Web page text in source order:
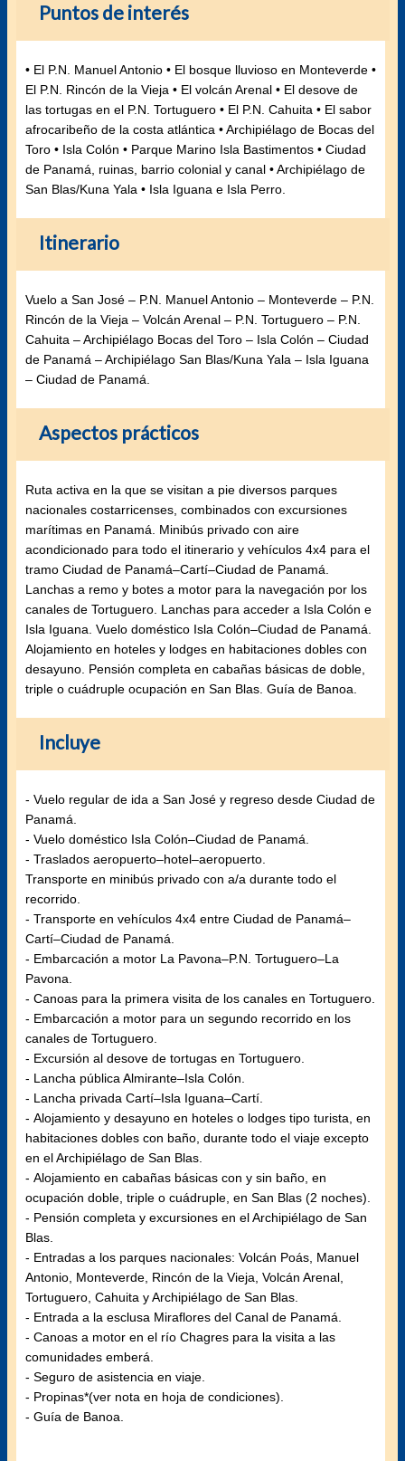
Puntos de interés
• El P.N. Manuel Antonio • El bosque lluvioso en Monteverde •
El P.N. Rincón de la Vieja • El volcán Arenal • El desove de
las tortugas en el P.N. Tortuguero • El P.N. Cahuita • El sabor
afrocaribeño de la costa atlántica • Archipiélago de Bocas del
Toro • Isla Colón • Parque Marino Isla Bastimentos • Ciudad
de Panamá, ruinas, barrio colonial y canal • Archipiélago de
San Blas/Kuna Yala • Isla Iguana e Isla Perro.
Itinerario
Vuelo a San José – P.N. Manuel Antonio – Monteverde – P.N.
Rincón de la Vieja – Volcán Arenal – P.N. Tortuguero – P.N.
Cahuita – Archipiélago Bocas del Toro – Isla Colón – Ciudad
de Panamá – Archipiélago San Blas/Kuna Yala – Isla Iguana
– Ciudad de Panamá.
Aspectos prácticos
Ruta activa en la que se visitan a pie diversos parques
nacionales costarricenses, combinados con excursiones
marítimas en Panamá. Minibús privado con aire
acondicionado para todo el itinerario y vehículos 4x4 para el
tramo Ciudad de Panamá–Cartí–Ciudad de Panamá.
Lanchas a remo y botes a motor para la navegación por los
canales de Tortuguero. Lanchas para acceder a Isla Colón e
Isla Iguana. Vuelo doméstico Isla Colón–Ciudad de Panamá.
Alojamiento en hoteles y lodges en habitaciones dobles con
desayuno. Pensión completa en cabañas básicas de doble,
triple o cuádruple ocupación en San Blas. Guía de Banoa.
Incluye
- Vuelo regular de ida a San José y regreso desde Ciudad de
Panamá.
- Vuelo doméstico Isla Colón–Ciudad de Panamá.
- Traslados aeropuerto–hotel–aeropuerto.
Transporte en minibús privado con a/a durante todo el
recorrido.
- Transporte en vehículos 4x4 entre Ciudad de Panamá–
Cartí–Ciudad de Panamá.
- Embarcación a motor La Pavona–P.N. Tortuguero–La
Pavona.
- Canoas para la primera visita de los canales en Tortuguero.
- Embarcación a motor para un segundo recorrido en los
canales de Tortuguero.
- Excursión al desove de tortugas en Tortuguero.
- Lancha pública Almirante–Isla Colón.
- Lancha privada Cartí–Isla Iguana–Cartí.
- Alojamiento y desayuno en hoteles o lodges tipo turista, en
habitaciones dobles con baño, durante todo el viaje excepto
en el Archipiélago de San Blas.
- Alojamiento en cabañas básicas con y sin baño, en
ocupación doble, triple o cuádruple, en San Blas (2 noches).
- Pensión completa y excursiones en el Archipiélago de San
Blas.
- Entradas a los parques nacionales: Volcán Poás, Manuel
Antonio, Monteverde, Rincón de la Vieja, Volcán Arenal,
Tortuguero, Cahuita y Archipiélago de San Blas.
- Entrada a la esclusa Miraflores del Canal de Panamá.
- Canoas a motor en el río Chagres para la visita a las
comunidades emberá.
- Seguro de asistencia en viaje.
- Propinas*(ver nota en hoja de condiciones).
- Guía de Banoa.